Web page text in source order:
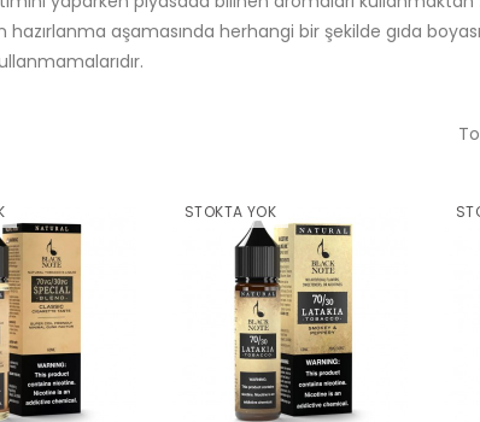
aşamasında herhangi bir şekilde gıda
STOKTA YOK